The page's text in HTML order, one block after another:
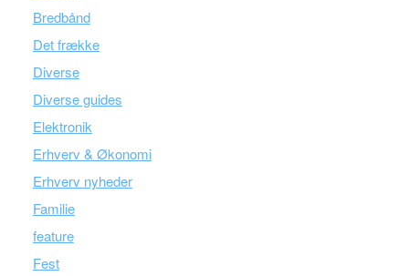
Bredbånd
Det frække
Diverse
Diverse guides
Elektronik
Erhverv & Økonomi
Erhverv nyheder
Familie
feature
Fest